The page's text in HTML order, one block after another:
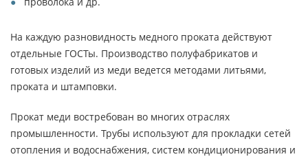
На каждую разновидность медного проката действуют
отдельные ГОСТы. Производство полуфабрикатов и
готовых изделий из меди ведется методами литьями,
проката и штамповки.
Прокат меди востребован во многих отраслях
промышленности. Трубы используют для прокладки сетей
отопления и водоснабжения, систем кондиционирования и